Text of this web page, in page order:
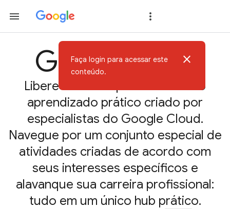
Google Skills
Libere todo seu potencial com o
aprendizado prático criado por
especialistas do Google Cloud.
Navegue por um conjunto especial de
atividades criadas de acordo com
seus interesses específicos e
alavanque sua carreira profissional:
tudo em um único hub prático.
Faça login para acessar este
conteúdo.
close